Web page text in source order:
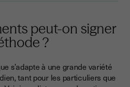
peut-on signer
?
s’adapte à une grande variété
tant pour les particuliers que